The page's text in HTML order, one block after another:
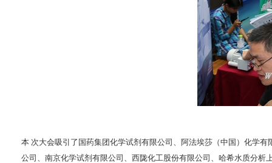
本 次大会吸引了国药集团化学试剂有限公司、阿法埃莎（中国）化学
公司、南京化学试剂有限公司、西陇化工股份有限公司、哈希水质分